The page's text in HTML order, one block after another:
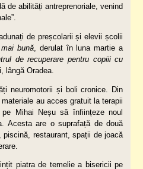
de abilități antreprenoriale, venind
de preșcolarii și elevii școlii
bună, derulat în luna martie a
de recuperare pentru copiii cu
lângă Oradea.
neuromotorii și boli cronice. Din
au acces gratuit la terapii
Mihai Neșu să înființeze noul
Acesta are o suprafață de două
restaurant, spații de joacă
piatra de temelie a bisericii pe